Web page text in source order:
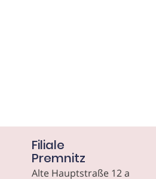
Filiale
Premnitz
Alte Hauptstraße 12 a